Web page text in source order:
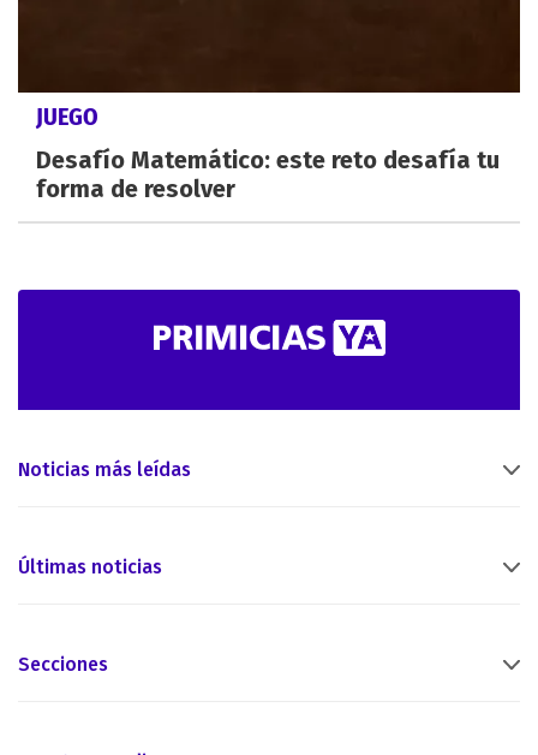
JUEGO
Desafío Matemático: este reto desafía tu
forma de resolver
Noticias más leídas
Últimas noticias
Secciones